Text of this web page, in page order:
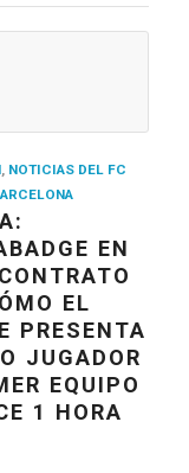
, NOTICIAS DEL FC
EN
EL
PRESENTA
JUGADOR
EQUIPO
1 HORA